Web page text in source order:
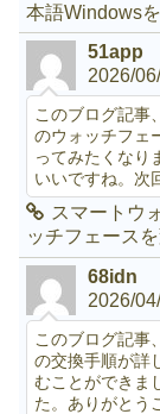
本語Windows
51app
2026/
このブログ記事
のウォッチフェ
ってみたくなり
いいですね。次
スマートウ
ッチフェース
68idn
2026/
このブログ記事
の交換手順が詳
むことができま
た。ありがとう